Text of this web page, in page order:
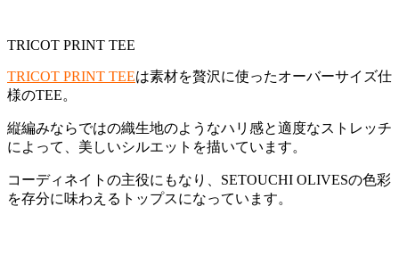
TRICOT PRINT TEE
TRICOT PRINT TEEは素材を贅沢に使ったオーバーサイズ仕
様のTEE。
縦編みならではの織生地のようなハリ感と適度なストレッチ
によって、美しいシルエットを描いています。
コーディネイトの主役にもなり、SETOUCHI OLIVESの色彩
を存分に味わえるトップスになっています。